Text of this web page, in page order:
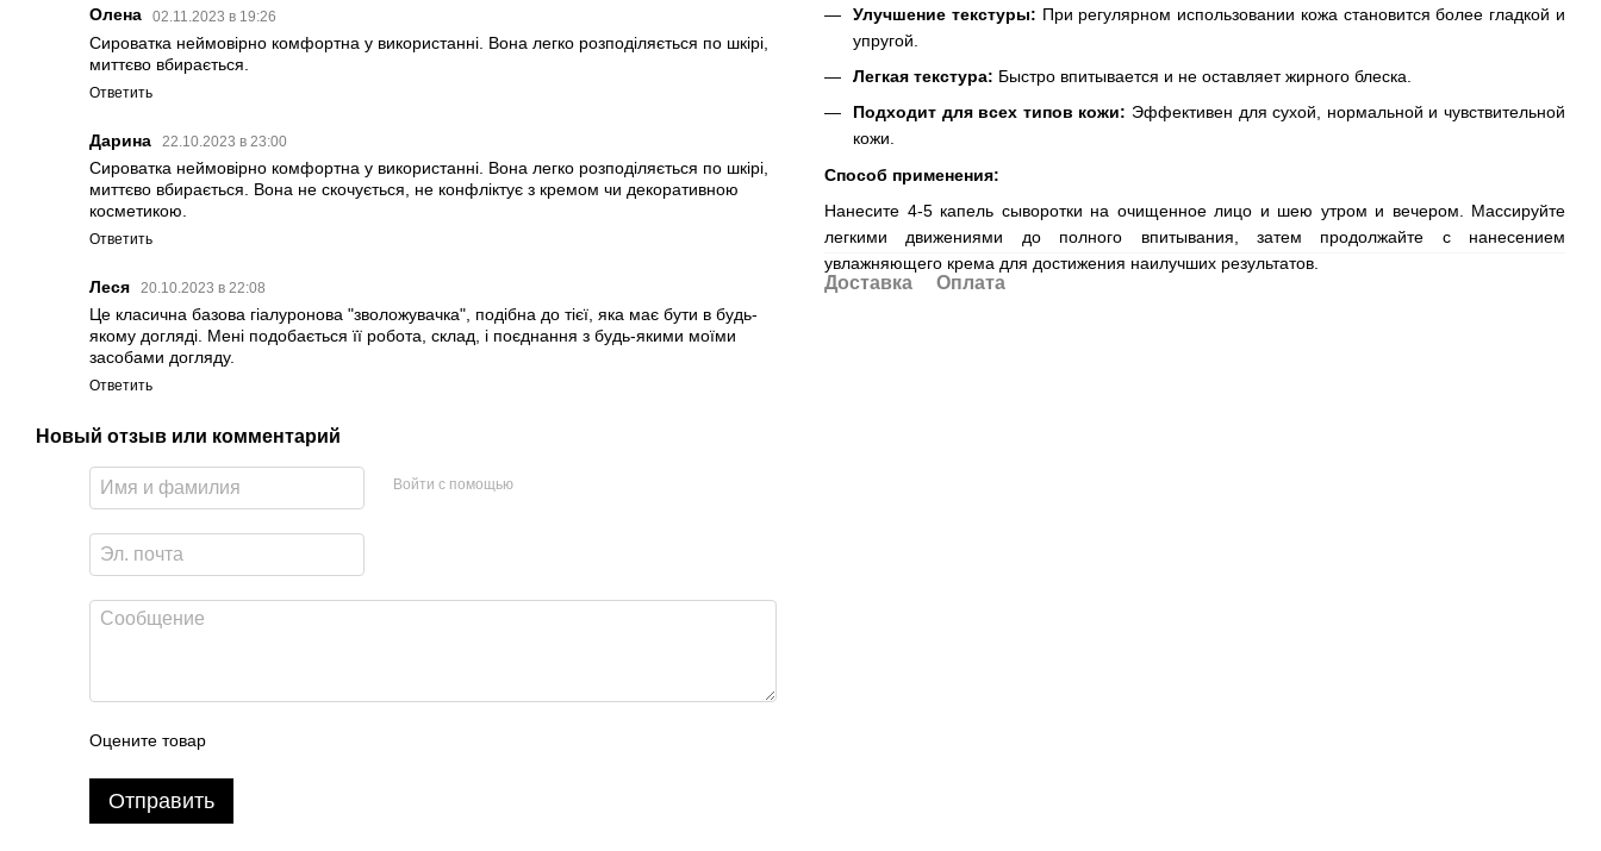
Олена 02.11.2023 в 19:26
Сироватка неймовірно комфортна у використанні. Вона легко розподіляється по шкірі,
миттєво вбирається.
Ответить
Дарина 22.10.2023 в 23:00
Сироватка неймовірно комфортна у використанні. Вона легко розподіляється по шкірі,
миттєво вбирається. Вона не скочується, не конфліктує з кремом чи декоративною
косметикою.
Ответить
Леся 20.10.2023 в 22:08
Це класична базова гіалуронова "зволожувачка", подібна до тієї, яка має бути в будь-
якому догляді. Мені подобається її робота, склад, і поєднання з будь-якими моїми
засобами догляду.
Ответить
Новый отзыв или комментарий
Войти с помощью
Оцените товар
Отправить
Улучшение текстуры: При регулярном использовании кожа становится более гладкой и
упругой.
Легкая текстура: Быстро впитывается и не оставляет жирного блеска.
Подходит для всех типов кожи: Эффективен для сухой, нормальной и чувствительной
кожи.
Способ применения:
Нанесите 4-5 капель сыворотки на очищенное лицо и шею утром и вечером. Массируйте
легкими движениями до полного впитывания, затем продолжайте с нанесением
увлажняющего крема для достижения наилучших результатов.
Доставка Оплата